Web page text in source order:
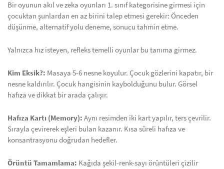
Bir oyunun akıl ve zeka oyunları 1. sınıf kategorisine girmesi için
çocuktan şunlardan en az birini talep etmesi gerekir: Önceden
düşünme, alternatif yolu deneme, sonucu tahmin etme.
Yalnızca hız isteyen, refleks temelli oyunlar bu tanıma girmez.
Kim Eksik?: Masaya 5-6 nesne koyulur. Çocuk gözlerini kapatır, bir
nesne kaldırılır. Çocuk hangisinin kaybolduğunu bulur. Görsel
hafıza ve dikkat bir arada çalışır.
Hafıza Kartı (Memory): Aynı resimden iki kart yapılır, ters çevrilir.
Sırayla çevirerek eşleri bulan kazanır. Kısa süreli hafıza ve
konsantrasyonu doğrudan hedefler.
Örüntü Tamamlama: Kağıda şekil-renk-sayı örüntüleri çizilir